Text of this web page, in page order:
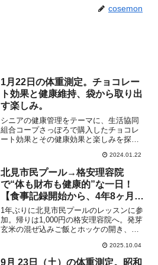
cosemon
1月22日の体重測定。チョコレー
ト効果と健康維持、袋から取り出
す楽しみ。
シニアの健康管理をテーマに、生活協同
組合コープさっぽろで購入したチョコレ
ート効果とその健康効果と楽しみを探
と、賢い買い物術を紹介します。2024.01.22
北見市民プール→格安理容院
で“体も財布も健康的”な一日！
【食事記録開始から、4年8ヶ月と
12日】
1年ぶりに北見市民プールのレッスンに参
加。帰りは1,000円の格安理容院へ。発芽
玄米の混ぜ込みご飯とホッケの開き、十
ダイエットと家計管理のリアルを公開し
ます。
2025.10.04
9月 23日（土）の体重測定。昭和